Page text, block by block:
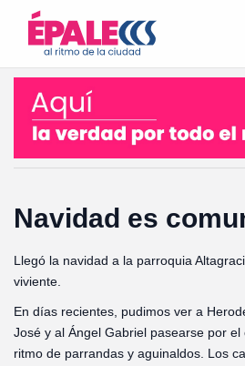
Navidad es
Llegó la navidad a la parroquia
viviente.
En días recientes, pudimos ver a
José y al Ángel Gabriel pasearse por
ritmo de parrandas y aguinaldos. Los